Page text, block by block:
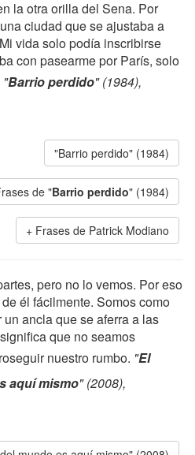
la otra orilla del Sena. Por
ciudad que se ajustaba a
vida solo podía inscribirse
con pasearme por París, solo
"Barrio perdido" (1984),
"Barrio perdido" (1984)
de "Barrio perdido" (1984)
Frases de Patrick Modiano
pero no lo vemos. Por eso
él fácilmente. Somos como
ancla que se aferra a las
que no seamos
nuestro rumbo. "El
aquí mismo" (2008),